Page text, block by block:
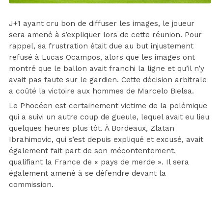
J+1 ayant cru bon de diffuser les images, le joueur
sera amené à s’expliquer lors de cette réunion. Pour
rappel, sa frustration était due au but injustement
refusé à Lucas Ocampos, alors que les images ont
montré que le ballon avait franchi la ligne et qu’il n’y
avait pas faute sur le gardien. Cette décision arbitrale
a coûté la victoire aux hommes de Marcelo Bielsa.
Le Phocéen est certainement victime de la polémique
qui a suivi un autre coup de gueule, lequel avait eu lieu
quelques heures plus tôt. À Bordeaux, Zlatan
Ibrahimovic, qui s’est depuis expliqué et excusé, avait
également fait part de son mécontentement,
qualifiant la France de « pays de merde ». Il sera
également amené à se défendre devant la
commission.